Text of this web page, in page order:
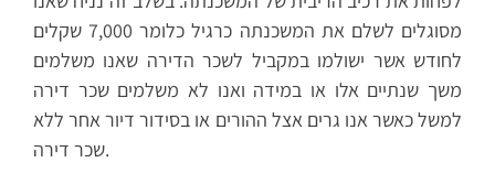
מסוגלים לשלם את המשכנתה כרגיל כלומר 7,000 שקלים
לחודש אשר ישולמו במקביל לשכר הדירה שאנו משלמים
משך שנתיים אלו או במידה ואנו לא משלמים שכר דירה
למשל כאשר אנו גרים אצל ההורים או בסידור דיור אחר ללא
שכר דירה.